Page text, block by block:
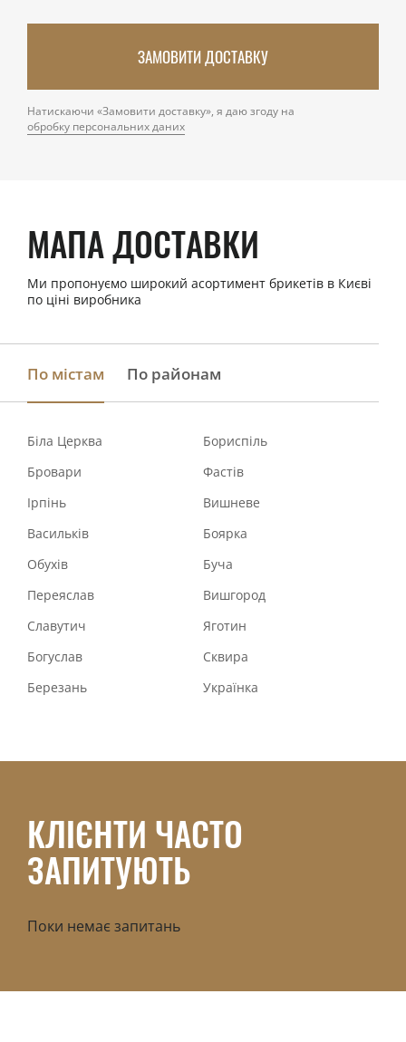
ЗАМОВИТИ ДОСТАВКУ
Натискаючи «Замовити доставку», я даю згоду на
обробку персональних даних
МАПА ДОСТАВКИ
Ми пропонуємо широкий асортимент брикетів в Києві
по ціні виробника
По містам По районам
Біла Церква
Бориспіль
Бровари
Фастів
Ірпінь
Вишневе
Васильків
Боярка
Обухів
Буча
Переяслав
Вишгород
Славутич
Яготин
Богуслав
Сквира
Березань
Українка
КЛІЄНТИ ЧАСТО
ЗАПИТУЮТЬ
Поки немає запитань